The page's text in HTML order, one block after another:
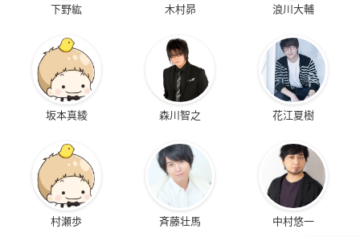
下野紘 木村昴 浪川大輔
坂本真綾 森川智之 花江夏樹
村瀬歩 斉藤壮馬 中村悠一